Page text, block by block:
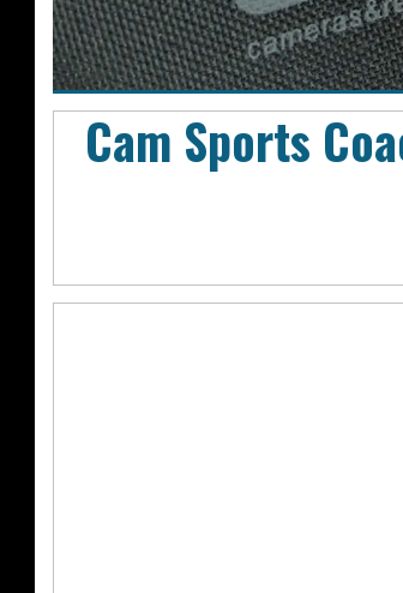
Cam Sports